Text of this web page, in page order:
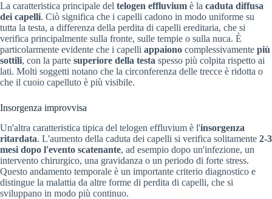
La caratteristica principale del telogen effluvium è la caduta diffusa
dei capelli. Ciò significa che i capelli cadono in modo uniforme su
tutta la testa, a differenza della perdita di capelli ereditaria, che si
verifica principalmente sulla fronte, sulle tempie o sulla nuca. È
particolarmente evidente che i capelli appaiono complessivamente più
sottili, con la parte superiore della testa spesso più colpita rispetto ai
lati. Molti soggetti notano che la circonferenza delle trecce è ridotta o
che il cuoio capelluto è più visibile.
Insorgenza improvvisa
Un'altra caratteristica tipica del telogen effluvium è l'insorgenza
ritardata. L'aumento della caduta dei capelli si verifica solitamente 2-3
mesi dopo l'evento scatenante, ad esempio dopo un'infezione, un
intervento chirurgico, una gravidanza o un periodo di forte stress.
Questo andamento temporale è un importante criterio diagnostico e
distingue la malattia da altre forme di perdita di capelli, che si
sviluppano in modo più continuo.